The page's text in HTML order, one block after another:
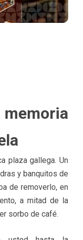
plaza gallega. Un
y banquitos de
de removerlo, en
a mitad de la
sorbo de café.